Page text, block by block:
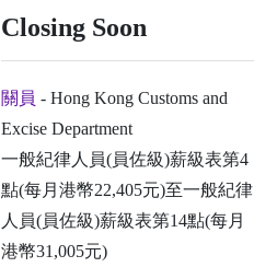
Closing Soon
關員 - Hong Kong Customs and
Excise Department
一般紀律人員(員佐級)薪級表第4
點(每月港幣22,405元)至一般紀律
人員(員佐級)薪級表第14點(每月
港幣31,005元)